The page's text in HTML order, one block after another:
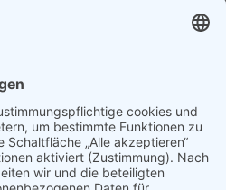
| Alle Rechte vorbehalten